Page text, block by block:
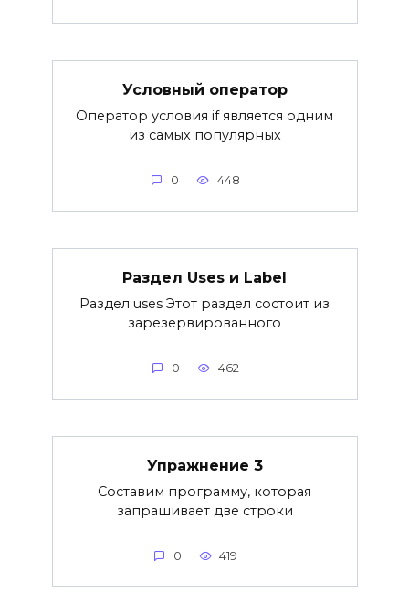
Условный оператор
Оператор условия if является одним
из самых популярных
0 448
Раздел Uses и Label
Раздел uses Этот раздел состоит из
зарезервированного
0 462
Упражнение 3
Составим программу, которая
запрашивает две строки
0 419